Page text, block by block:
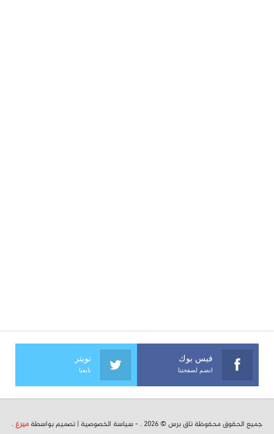
فيس بوك
انضم لصفحتنا
تويتر
تابعنا
جميع الحقوق محفوظة تاق برس © 2026 . - سياسة الخصوصية | تصميم بواسطة ميرغ .